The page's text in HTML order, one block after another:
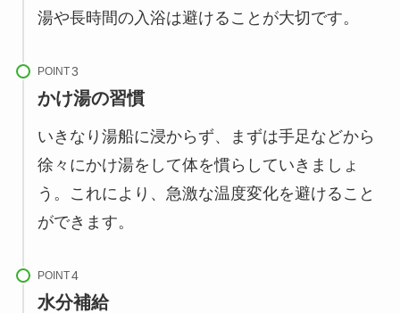
湯や長時間の入浴は避けることが大切です。
POINT
かけ湯の習慣
いきなり湯船に浸からず、まずは手足などから
徐々にかけ湯をして体を慣らしていきましょ
う。これにより、急激な温度変化を避けること
ができます。
POINT
水分補給